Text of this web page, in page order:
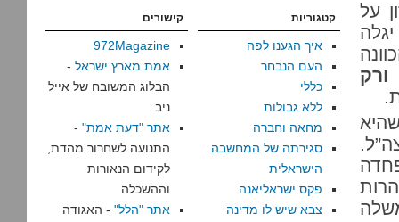
על
108), יגלה
קטגוריות
איך הגענו לפה
העם הנבחר
כללי
ללא גבולות
מחאה וחברה
סגירתה של המחשבה
הישראלית
פקס ישראליאנה
צבא שיש לו מדינה
קישורים
972Magazine
אמת מארץ ישראל -
הבלוג המשובח של אייל
ניב
אתר "דעת אמת" -
התנועה לשחרור מהדת,
לקידום הנאורות
וההשכלה
אתר "הלל" - האגודה